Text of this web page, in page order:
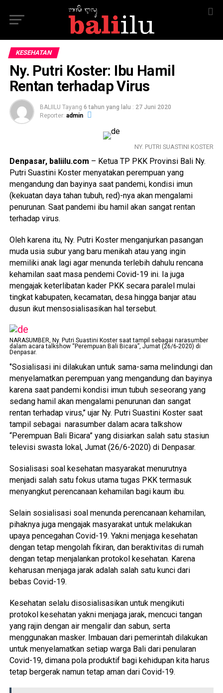
KESEHATAN
Ny. Putri Koster: Ibu Hamil
Rentan terhadap Virus
BALIILU Tayang 6 tahun yang lalu : 27 Juni 2020
Reporter: admin
NY. PUTRI SUASTINI KOSTER
Denpasar, baliilu.com – Ketua TP PKK Provinsi Bali Ny.
Putri Suastini Koster menyatakan perempuan yang
mengandung dan bayinya saat pandemi, kondisi imun
(kekuatan daya tahan tubuh, red)-nya akan mengalami
penurunan. Saat pandemi ibu hamil akan sangat rentan
terhadap virus.
Oleh karena itu, Ny. Putri Koster menganjurkan pasangan
muda usia subur yang baru menikah atau yang ingin
memiliki anak lagi agar menunda terlebih dahulu rencana
kehamilan saat masa pendemi Covid-19 ini. Ia juga
mengajak keterlibatan kader PKK secara paralel mulai
tingkat kabupaten, kecamatan, desa hingga banjar atau
dusun ikut mensosialisasikan hal tersebut.
NARASUMBER, Ny. Putri Suastini Koster saat tampil sebagai narasumber
dalam acara talkshow “Perempuan Bali Bicara”, Jumat (26/6-2020) di
Denpasar.
‘’Sosialisasi ini dilakukan untuk sama-sama melindungi dan
menyelamatkan perempuan yang mengandung dan bayinya
karena saat pandemi kondisi imun tubuh seseorang yang
sedang hamil akan mengalami penurunan dan sangat
rentan terhadap virus,’’ ujar Ny. Putri Suastini Koster saat
tampil sebagai narasumber dalam acara talkshow
“Perempuan Bali Bicara” yang disiarkan salah satu stasiun
televisi swasta lokal, Jumat (26/6-2020) di Denpasar.
Sosialisasi soal kesehatan masyarakat menurutnya
menjadi salah satu fokus utama tugas PKK termasuk
menyangkut perencanaan kehamilan bagi kaum ibu.
Selain sosialisasi soal menunda perencanaan kehamilan,
pihaknya juga mengajak masyarakat untuk melakukan
upaya pencegahan Covid-19. Yakni menjaga kesehatan
dengan tetap mengolah fikiran, dan beraktivitas di rumah
dengan tetap menjalankan protokol kesehatan. Karena
keharusan menjaga jarak adalah salah satu kunci dari
bebas Covid-19.
Kesehatan selalu disosialisasikan untuk mengikuti
protokol kesehatan yakni menjaga jarak, mencuci tangan
yang rajin dengan air mengalir dan sabun, serta
menggunakan masker. Imbauan dari pemerintah dilakukan
untuk menyelamatkan setiap warga Bali dari penularan
Covid-19, dimana pola produktif bagi kehidupan kita harus
tetap bergerak namun tetap aman dari Covid-19.